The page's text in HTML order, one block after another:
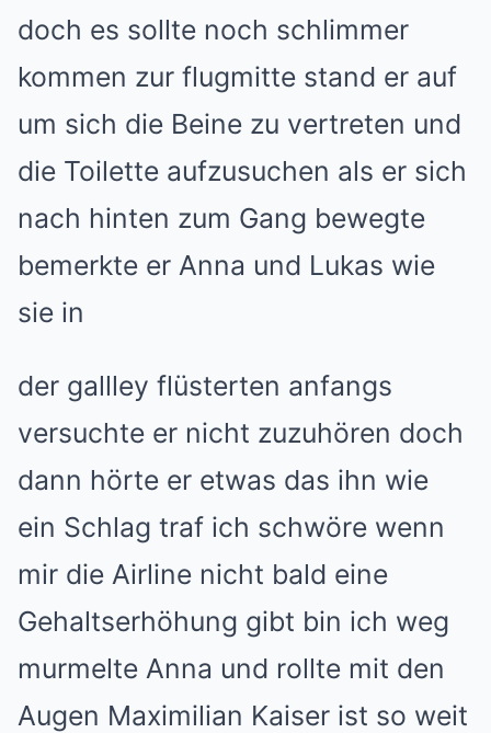
doch es sollte noch schlimmer
kommen zur flugmitte stand er auf
um sich die Beine zu vertreten und
die Toilette aufzusuchen als er sich
nach hinten zum Gang bewegte
bemerkte er Anna und Lukas wie
sie in
der gallley flüsterten anfangs
versuchte er nicht zuzuhören doch
dann hörte er etwas das ihn wie
ein Schlag traf ich schwöre wenn
mir die Airline nicht bald eine
Gehaltserhöhung gibt bin ich weg
murmelte Anna und rollte mit den
Augen Maximilian Kaiser ist so weit